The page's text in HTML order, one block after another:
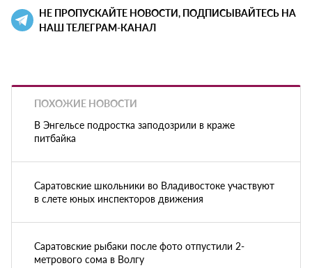
НЕ ПРОПУСКАЙТЕ НОВОСТИ, ПОДПИСЫВАЙТЕСЬ НА
НАШ ТЕЛЕГРАМ-КАНАЛ
ПОХОЖИЕ НОВОСТИ
В Энгельсе подростка заподозрили в краже
питбайка
Саратовские школьники во Владивостоке участвуют
в слете юных инспекторов движения
Саратовские рыбаки после фото отпустили 2-
метрового сома в Волгу